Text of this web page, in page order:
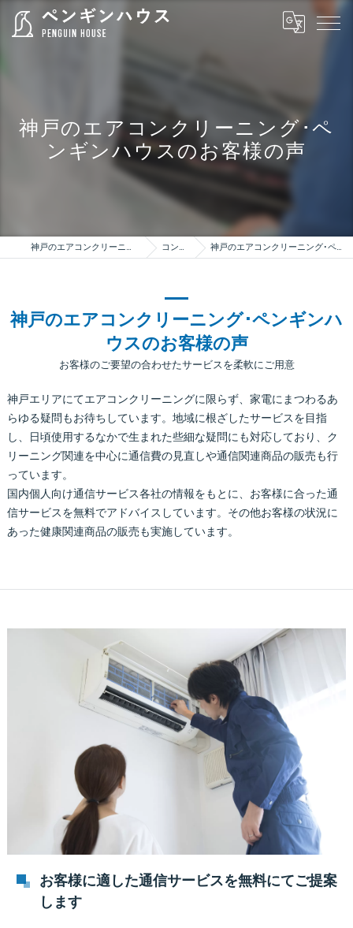
神戸のエアコンクリーニング･ペ
ンギンハウスのお客様の声
神戸のエアコンクリーニングはペンギンハウス コンセプト 神戸のエアコンクリーニング･ペンギンハウスのお客様の声
お客様のご要望の合わせたサービスを柔軟にご用意
神戸のエアコンクリーニング･ペンギンハ
ウスのお客様の声
神戸エリアにてエアコンクリーニングに限らず、家電にまつわるあ
らゆる疑問もお待ちしています。地域に根ざしたサービスを目指
し、日頃使用するなかで生まれた些細な疑問にも対応しており、ク
リーニング関連を中心に通信費の見直しや通信関連商品の販売も行
っています。
国内個人向け通信サービス各社の情報をもとに、お客様に合った通
信サービスを無料でアドバイスしています。その他お客様の状況に
あった健康関連商品の販売も実施しています。
お客様に適した通信サービスを無料にてご提案
します